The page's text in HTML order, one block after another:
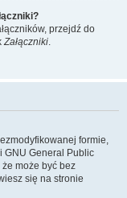
przejdź do
Załączniki.
formie,
GNU General Public
może być bez
się na stronie